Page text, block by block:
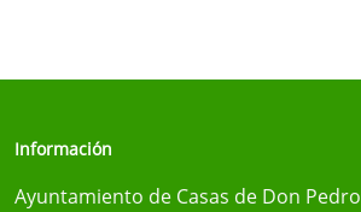
Información
Ayuntamiento de Casas de Don Pedro